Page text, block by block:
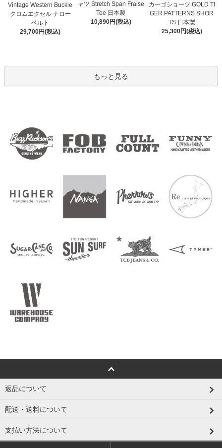
Vintage Western Buckle
クロムエクセル ナロー
ベルト
29,700円(税込)
ャツ Stretch Span Fraise
Tee 日本製
10,890円(税込)
カーゴショーツ GOLD TI
GER PATTERNS SHOR
TS 日本製
25,300円(税込)
もっと見る
返品について
配送・送料について
支払い方法について